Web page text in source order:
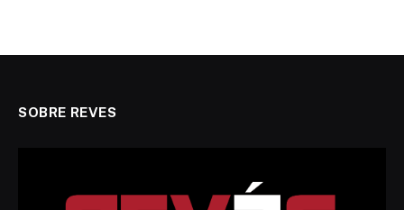
SOBRE REVES